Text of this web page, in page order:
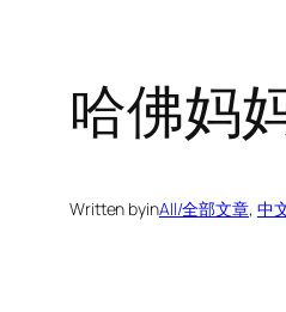
哈佛妈
Written byinAll/全部文章, 中